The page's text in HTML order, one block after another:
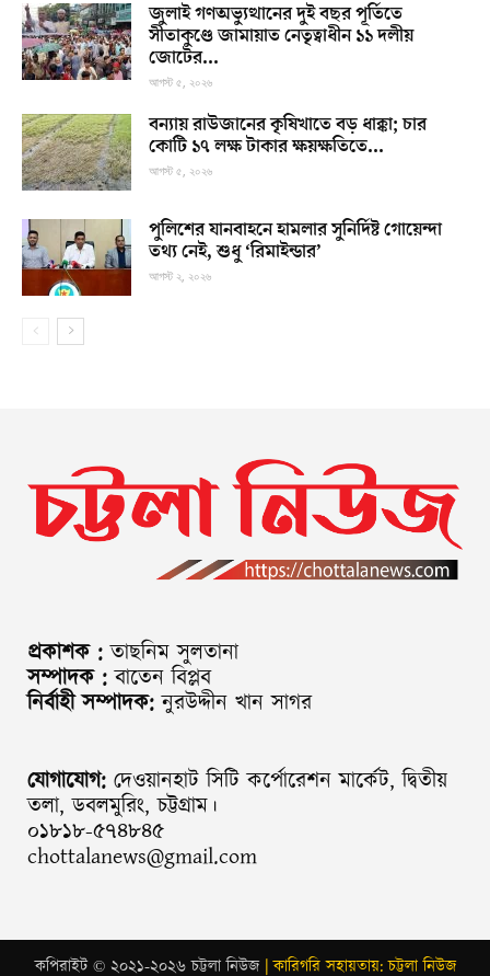
জুলাই গণঅভ্যুত্থানের দুই বছর পূর্তিতে
সীতাকুণ্ডে জামায়াত নেতৃত্বাধীন ১১ দলীয়
জোটের...
আগস্ট ৫, ২০২৬
বন্যায় রাউজানের কৃষিখাতে বড় ধাক্কা; চার
কোটি ১৭ লক্ষ টাকার ক্ষয়ক্ষতিতে...
আগস্ট ৫, ২০২৬
পুলিশের যানবাহনে হামলার সুনির্দিষ্ট গোয়েন্দা
তথ্য নেই, শুধু ‘রিমাইন্ডার’
আগস্ট ২, ২০২৬
প্রকাশক : তাছনিম সুলতানা
সম্পাদক : বাতেন বিপ্লব
নির্বাহী সম্পাদক: নুরউদ্দীন খান সাগর
যোগাযোগ: দেওয়ানহাট সিটি কর্পোরেশন মার্কেট, দ্বিতীয়
তলা, ডবলমুরিং, চট্টগ্রাম।
০১৮১৮-৫৭৪৮৪৫
chottalanews@gmail.com
কপিরাইট © ২০২১-২০২৬ চট্টলা নিউজ | কারিগরি সহায়তায়: চট্টলা নিউজ